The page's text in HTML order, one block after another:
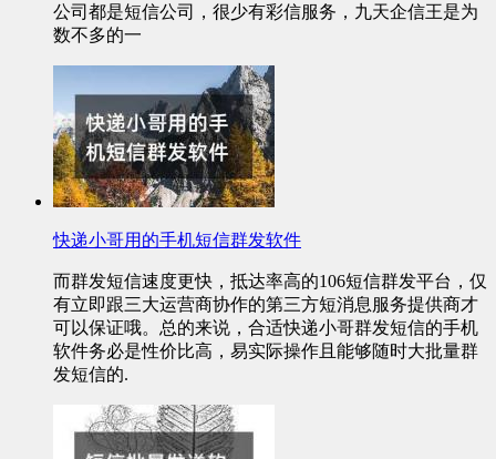
公司都是短信公司，很少有彩信服务，九天企信王是为
数不多的一
快递小哥用的手机短信群发软件
而群发短信速度更快，抵达率高的106短信群发平台，仅
有立即跟三大运营商协作的第三方短消息服务提供商才
可以保证哦。总的来说，合适快递小哥群发短信的手机
软件务必是性价比高，易实际操作且能够随时大批量群
发短信的.